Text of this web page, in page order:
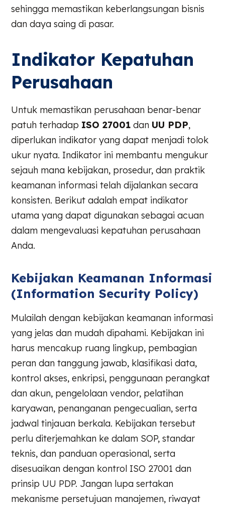
sehingga memastikan keberlangsungan bisnis
dan daya saing di pasar.
Indikator Kepatuhan
Perusahaan
Untuk memastikan perusahaan benar-benar
patuh terhadap ISO 27001 dan UU PDP,
diperlukan indikator yang dapat menjadi tolok
ukur nyata. Indikator ini membantu mengukur
sejauh mana kebijakan, prosedur, dan praktik
keamanan informasi telah dijalankan secara
konsisten. Berikut adalah empat indikator
utama yang dapat digunakan sebagai acuan
dalam mengevaluasi kepatuhan perusahaan
Anda.
Kebijakan Keamanan Informasi
(Information Security Policy)
Mulailah dengan kebijakan keamanan informasi
yang jelas dan mudah dipahami. Kebijakan ini
harus mencakup ruang lingkup, pembagian
peran dan tanggung jawab, klasifikasi data,
kontrol akses, enkripsi, penggunaan perangkat
dan akun, pengelolaan vendor, pelatihan
karyawan, penanganan pengecualian, serta
jadwal tinjauan berkala. Kebijakan tersebut
perlu diterjemahkan ke dalam SOP, standar
teknis, dan panduan operasional, serta
disesuaikan dengan kontrol ISO 27001 dan
prinsip UU PDP. Jangan lupa sertakan
mekanisme persetujuan manajemen, riwayat